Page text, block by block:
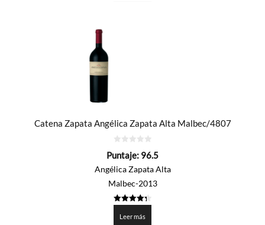
Catena Zapata Angélica Zapata Alta Malbec/4807
de
Puntaje: 96.5
Angélica Zapata Alta
Malbec-2013
de 5
Leer más